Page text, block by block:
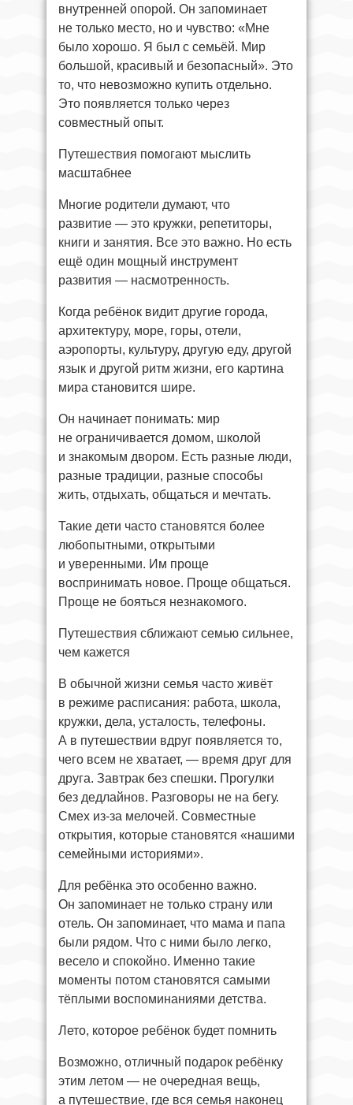
внутренней опорой. Он запоминает
не только место, но и чувство: «Мне
было хорошо. Я был с семьёй. Мир
большой, красивый и безопасный». Это
то, что невозможно купить отдельно.
Это появляется только через
совместный опыт.
Путешествия помогают мыслить
масштабнее
Многие родители думают, что
развитие — это кружки, репетиторы,
книги и занятия. Все это важно. Но есть
ещё один мощный инструмент
развития — насмотренность.
Когда ребёнок видит другие города,
архитектуру, море, горы, отели,
аэропорты, культуру, другую еду, другой
язык и другой ритм жизни, его картина
мира становится шире.
Он начинает понимать: мир
не ограничивается домом, школой
и знакомым двором. Есть разные люди,
разные традиции, разные способы
жить, отдыхать, общаться и мечтать.
Такие дети часто становятся более
любопытными, открытыми
и уверенными. Им проще
воспринимать новое. Проще общаться.
Проще не бояться незнакомого.
Путешествия сближают семью сильнее,
чем кажется
В обычной жизни семья часто живёт
в режиме расписания: работа, школа,
кружки, дела, усталость, телефоны.
А в путешествии вдруг появляется то,
чего всем не хватает, — время друг для
друга. Завтрак без спешки. Прогулки
без дедлайнов. Разговоры не на бегу.
Смех из-за мелочей. Совместные
открытия, которые становятся «нашими
семейными историями».
Для ребёнка это особенно важно.
Он запоминает не только страну или
отель. Он запоминает, что мама и папа
были рядом. Что с ними было легко,
весело и спокойно. Именно такие
моменты потом становятся самыми
тёплыми воспоминаниями детства.
Лето, которое ребёнок будет помнить
Возможно, отличный подарок ребёнку
этим летом — не очередная вещь,
а путешествие, где вся семья наконец